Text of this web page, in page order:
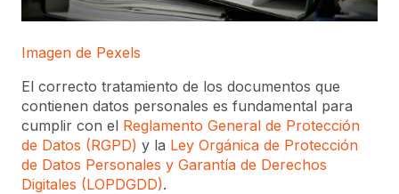
Imagen de Pexels
El correcto tratamiento de los documentos que
contienen datos personales es fundamental para
cumplir con el Reglamento General de Protección
de Datos (RGPD) y la Ley Orgánica de Protección
de Datos Personales y Garantía de Derechos
Digitales (LOPDGDD).